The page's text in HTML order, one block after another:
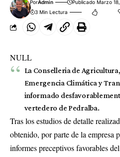
PorAdmin Publicado Marzo
3 Min Lectura
NULL
La Conselleria de
Emergencia Climática y
informado
vertedero de Pedralba.
Tras los estudios de detalle
obtenido, por parte de la empresa
informes preceptivos favorables